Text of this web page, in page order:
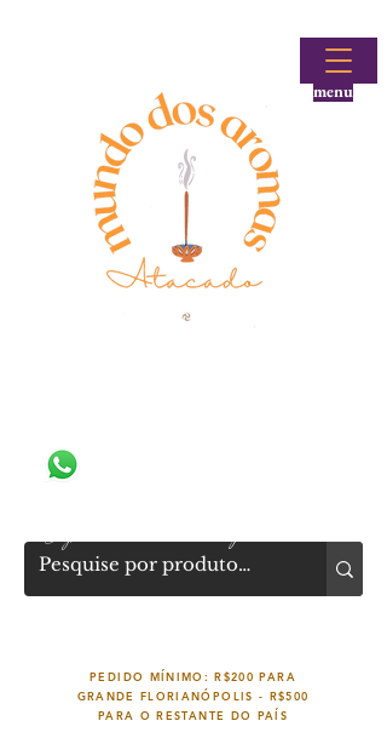
menu
Loja atacadista de incensos e produtos aromáticos
PEDIDO MÍNIMO: R$200 PARA
GRANDE FLORIANÓPOLIS - R$500
PARA O RESTANTE DO PAÍS